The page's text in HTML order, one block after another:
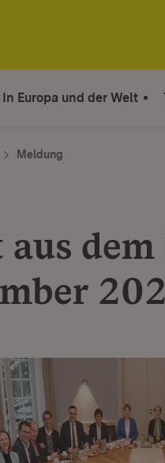
In Europa und der Welt
Meldung